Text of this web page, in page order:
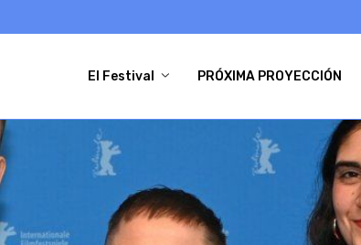
El Festival PRÓXIMA PROYECCIÓN